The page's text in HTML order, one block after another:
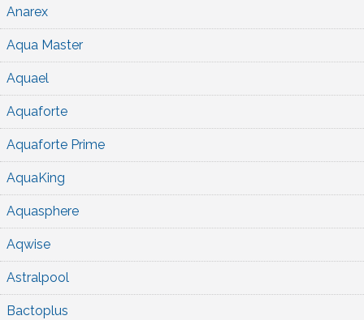
Anarex
Aqua Master
Aquael
Aquaforte
Aquaforte Prime
AquaKing
Aquasphere
Aqwise
Astralpool
Bactoplus